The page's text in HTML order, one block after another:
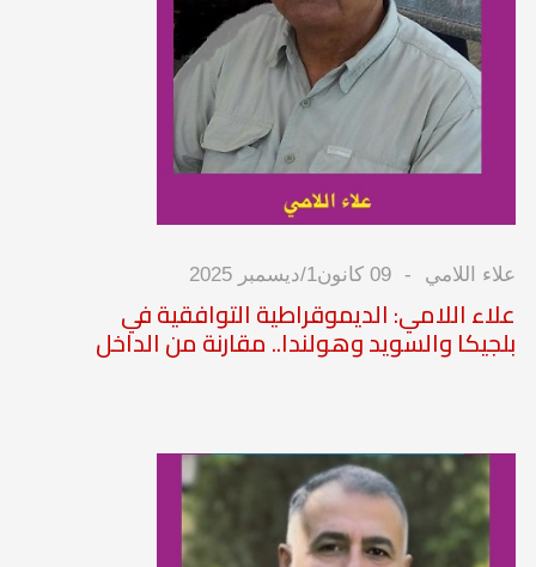
علاء اللامي 09 كانون1/ديسمبر 2025
علاء اللامي: الديموقراطية التوافقية في
بلجيكا والسويد وهولندا.. مقارنة من الداخل